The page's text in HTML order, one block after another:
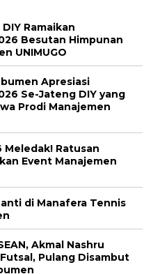
Ramaikan
Besutan Himpunan
UNIMUGO
Apresiasi
Se-Jateng DIY yang
Prodi Manajemen
Meledak! Ratusan
Event Manajemen
di Manafera Tennis
Akmal Nashru
Pulang Disambut